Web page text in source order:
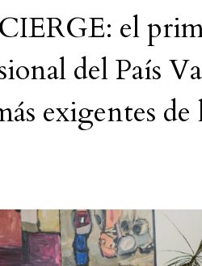
el
del País
exigentes de